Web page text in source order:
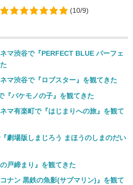
(10/9)
マ渋谷で『PERFECT BLUE パーフェ
マ渋谷で『ロブスター』を観てきた
『バケモノの子』を観てきた
マ有楽町で『はじまりへの旅』を観て
劇場版しまじろう まほうのしまのだい
戸締まり』を観てきた
ナン 黒鉄の魚影(サブマリン)』を観て